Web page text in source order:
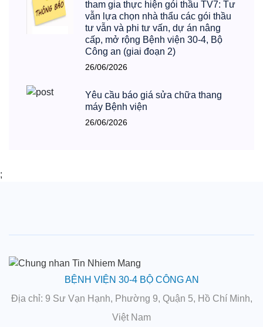
tham gia thực hiện gói thầu TV7: Tư
vẫn lựa chọn nhà thẩu các gói thầu
tư vẫn và phi tư vấn, dự án nâng
cấp, mở rộng Bệnh viện 30-4, Bộ
Công an (giai đoạn 2)
26/06/2026
Yêu cầu báo giá sửa chữa thang
máy Bệnh viện
26/06/2026
;
BỆNH VIỆN 30-4 BỘ CÔNG AN
Địa chỉ: 9 Sư Vạn Hạnh, Phường 9, Quận 5, Hồ Chí Minh,
Việt Nam